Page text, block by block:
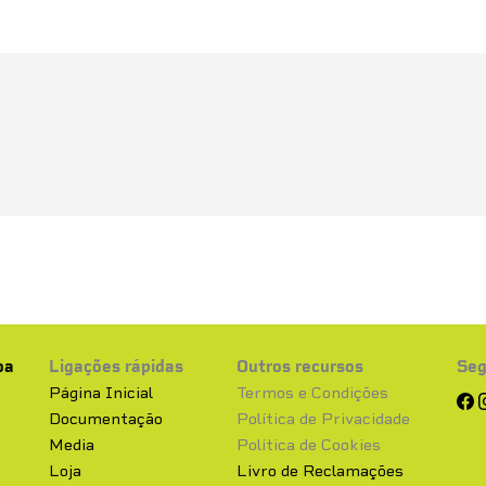
Ligações rápidas
Página Inicial
Documentação
Media
Loja
Outros recursos
Termos e Condições
Política de Privacidade
Política de Cookies
Livro de Reclamações